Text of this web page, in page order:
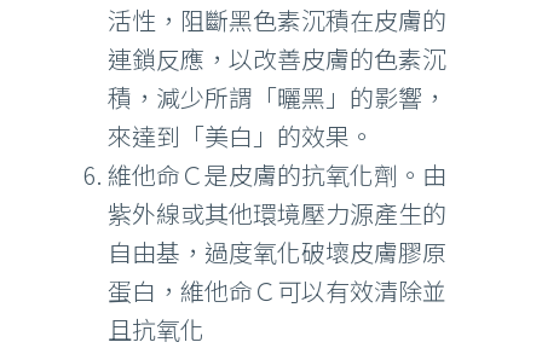
活性，阻斷黑色素沉積在皮膚的
連鎖反應，以改善皮膚的色素沉
積，減少所謂「曬黑」的影響，
來達到「美白」的效果。
維他命Ｃ是皮膚的抗氧化劑。由
紫外線或其他環境壓力源產生的
自由基，過度氧化破壞皮膚膠原
蛋白，維他命Ｃ可以有效清除並
且抗氧化